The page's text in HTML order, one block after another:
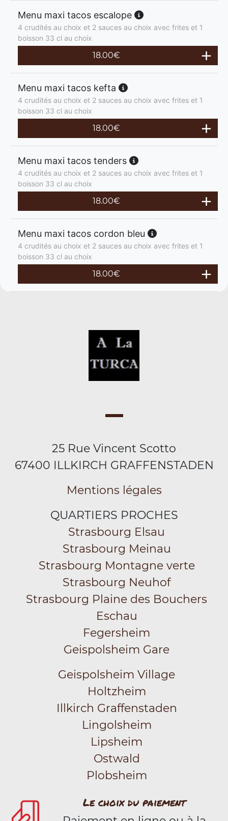
Menu maxi tacos escalope
4 crudités au choix et 2 sauces au choix avec frites et 1
boisson 33 cl au choix
18.00€
Menu maxi tacos kefta
4 crudités au choix et 2 sauces au choix avec frites et 1
boisson 33 cl au choix
18.00€
Menu maxi tacos tenders
4 crudités au choix et 2 sauces au choix avec frites et 1
boisson 33 cl au choix
18.00€
Menu maxi tacos cordon bleu
4 crudités au choix et 2 sauces au choix avec frites et 1
boisson 33 cl au choix
18.00€
25 Rue Vincent Scotto
67400 ILLKIRCH GRAFFENSTADEN
Mentions légales
QUARTIERS PROCHES
Strasbourg Elsau
Strasbourg Meinau
Strasbourg Montagne verte
Strasbourg Neuhof
Strasbourg Plaine des Bouchers
Eschau
Fegersheim
Geispolsheim Gare
Geispolsheim Village
Holtzheim
Illkirch Graffenstaden
Lingolsheim
Lipsheim
Ostwald
Plobsheim
Le choix du paiement